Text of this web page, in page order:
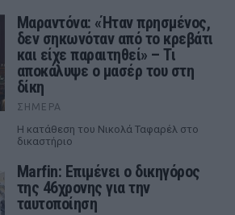
Μαραντόνα: «Ήταν πρησμένος,
δεν σηκωνόταν από το κρεβάτι
και είχε παραιτηθεί» – Τι
αποκάλυψε ο μασέρ του στη
δίκη
ΣΉΜΕΡΑ
Η κατάθεση του Νικολά Ταφαρέλ στο
δικαστήριο
Marfin: Επιμένει ο δικηγόρος
της 46χρονης για την
ταυτοποίηση